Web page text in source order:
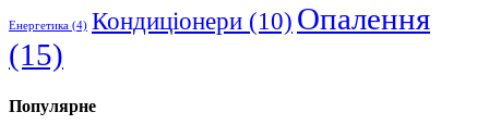
Енергетика (4) Кондиціонери (10) Опалення
(15)
Популярне